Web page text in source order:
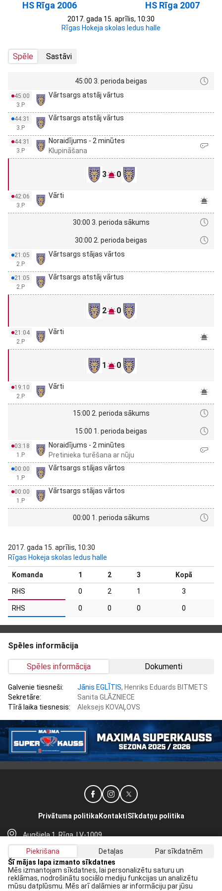
HS Rīga 2006 HS Rīga 2007
2017. gada 15. aprīlis, 10:30
Rīgas Hokeja skolas ledus halle
Spēle Sastāvi
45:00 3. perioda beigas
45:00
3.P
Vārtsargs atstāj vārtus
44:31
3.P
Vārtsargs atstāj vārtus
44:31
3.P
Noraidījums - 2 minūtes
Klupināšana
3 0
42:06
3.P
Vārti
30:00 3. perioda sākums
30:00 2. perioda beigas
21:05
2.P
Vārtsargs stājas vārtos
21:05
2.P
Vārtsargs atstāj vārtus
2 0
21:04
2.P
Vārti
1 0
19:10
2.P
Vārti
15:00 2. perioda sākums
15:00 1. perioda beigas
03:18
1.P
Noraidījums - 2 minūtes
Pretinieka turēšana ar nūju
00:00
1.P
Vārtsargs stājas vārtos
00:00
1.P
Vārtsargs stājas vārtos
00:00 1. perioda sākums
2017. gada 15. aprīlis, 10:30
Rīgas Hokeja skolas ledus halle
Komanda 1 2 3 Kopā
RHS 0 2 1 3
RHS 0 0 0 0
Spēles informācija
Spēles informācija Dokumenti
Galvenie tiesneši: Jānis EGLĪTIS, Henriks Eduards BITMETS
Sekretāre:
Sanita GLĀZNIECE
Tīrā laika tiesnesis:
Aleksejs KOVAĻOVS
Augšiela 1, Rīga, LV-1009
lhf@lhf.lv
+371 67565614
Privātuma politika KontaktiSīkdatņu politika
Saņem jaunākās ziņas savā E-pastā:
Piekrišana Detaļas
Par sīkdatnēm
Šī mājas lapa izmanto sīkdatnes
Mēs izmantojam sīkdatnes, lai personalizētu saturu un
reklāmas, nodrošinātu sociālo mediju funkcijas un analizētu
mūsu datplūsmu. Mēs arī dalāmies ar informāciju par jūsu